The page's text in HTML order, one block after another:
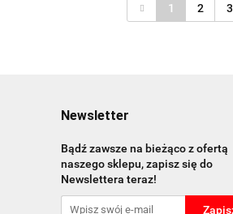
1 2 3
Newsletter
Bądź zawsze na bieżąco z ofertą
naszego sklepu, zapisz się do
Newslettera teraz!